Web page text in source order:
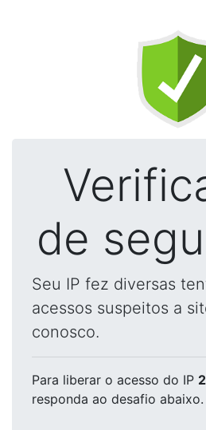
de
Seu IP fez diversas
acessos suspeitos a
conosco.
Para liberar o acesso do IP
responda ao desafio abaixo.